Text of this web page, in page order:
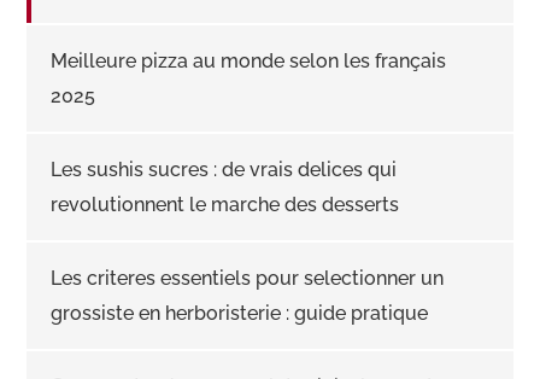
Meilleure pizza au monde selon les français
2025
Les sushis sucres : de vrais delices qui
revolutionnent le marche des desserts
Les criteres essentiels pour selectionner un
grossiste en herboristerie : guide pratique